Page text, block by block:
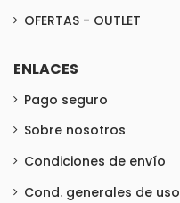
OFERTAS - OUTLET
ENLACES
Pago seguro
Sobre nosotros
Condiciones de envío
Cond. generales de uso